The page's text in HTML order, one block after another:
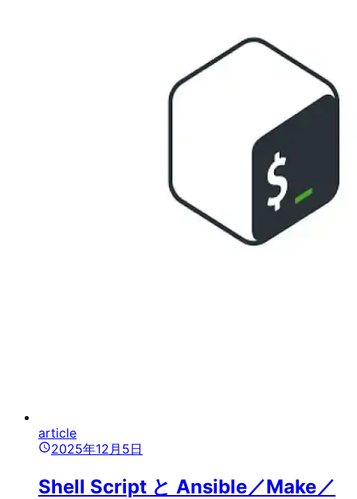
article
2025年12月5日
Shell Script と Ansible／Make／